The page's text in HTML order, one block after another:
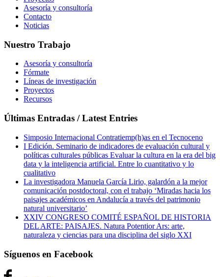
Asesoría y consultoría
Contacto
Noticias
Nuestro Trabajo
Asesoría y consultoría
Fórmate
Líneas de investigación
Proyectos
Recursos
Últimas Entradas / Latest Entries
Simposio Internacional Contratiemp(h)as en el Tecnoceno
I Edición. Seminario de indicadores de evaluación cultural y
políticas culturales públicas Evaluar la cultura en la era del big
data y la inteligencia artificial. Entre lo cuantitativo y lo
cualitativo
La investigadora Manuela García Lirio, galardón a la mejor
comunicación postdoctoral, con el trabajo ‘Miradas hacia los
paisajes académicos en Andalucía a través del patrimonio
natural universitario’
XXIV CONGRESO COMITÉ ESPAÑOL DE HISTORIA
DEL ARTE: PAISAJES. Natura Potentior Ars: arte,
naturaleza y ciencias para una disciplina del siglo XXI
Síguenos en Facebook